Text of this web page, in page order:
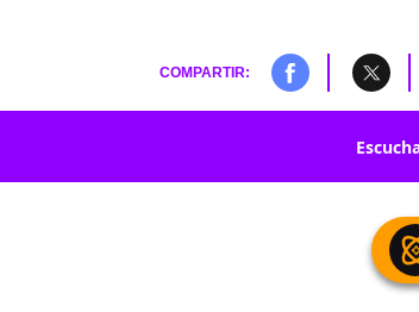
COMPARTIR: